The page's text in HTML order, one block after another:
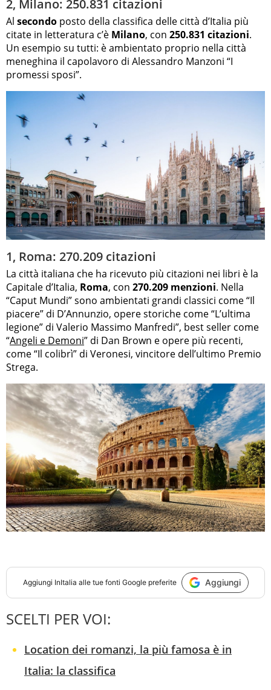
2, Milano: 250.831 citazioni
Al secondo posto della classifica delle città d’Italia più
citate in letteratura c’è Milano, con 250.831 citazioni.
Un esempio su tutti: è ambientato proprio nella città
meneghina il capolavoro di Alessandro Manzoni “I
promessi sposi”.
1, Roma: 270.209 citazioni
La città italiana che ha ricevuto più citazioni nei libri è la
Capitale d’Italia, Roma, con 270.209 menzioni. Nella
“Caput Mundi” sono ambientati grandi classici come “Il
piacere” di D’Annunzio, opere storiche come “L’ultima
legione” di Valerio Massimo Manfredi”, best seller come
“Angeli e Demoni” di Dan Brown e opere più recenti,
come “Il colibrì” di Veronesi, vincitore dell’ultimo Premio
Strega.
Aggiungi InItalia alle tue fonti Google preferite Aggiungi
SCELTI PER VOI:
Location dei romanzi, la più famosa è in
Italia: la classifica